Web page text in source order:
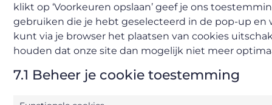
klikt op ‘Voorkeuren opslaan’ geef je ons
gebruiken die je hebt geselecteerd in de pop-up en
kunt via je browser het plaatsen van cookies
houden dat onze site dan mogelijk niet meer
7.1 Beheer je cookie toestemming